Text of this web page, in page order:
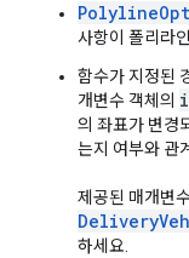
사항이 폴리라
함수가 지정된
개변수 객체의
의 좌표가 변경
는지 여부와 관
제공된 매개변
하세요.